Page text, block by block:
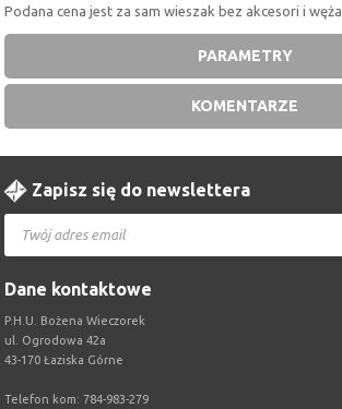
Podana cena jest za sam wieszak bez akcesori i węża
PARAMETRY
KOMENTARZE
Zapisz się do newslettera
Dane kontaktowe
P.H.U. Bożena Wieczorek
ul. Ogrodowa 42a
43-170 Łaziska Górne
Telefon kom: 784-983-279